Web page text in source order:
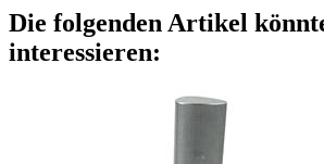
Die folgenden Artikel
interessieren: